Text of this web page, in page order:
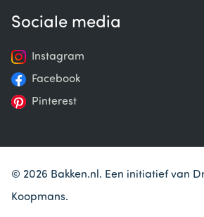
Sociale media
Instagram
Facebook
Pinterest
© 2026 Bakken.nl. Een initiatief van
Koopmans.